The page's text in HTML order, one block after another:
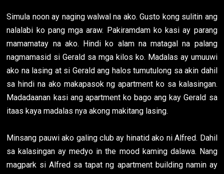
Simula noon ay naging walwal na ako. Gusto kong sulitin ang
nalalabi ko pang mga araw. Pakiramdam ko kasi ay parang
mamamatay na ako. Hindi ko alam na matagal na palang
nagmamasid si Gerald sa mga kilos ko. Madalas ay umuuwi
ako na lasing at si Gerald ang halos tumutulong sa akin dahil
sa hindi na ako makapasok ng apartment ko sa kalasingan.
Madadaanan kasi ang apartment ko bago ang kay Gerald sa
itaas kaya madalas nya akong makitang lasing.
Minsang pauwi ako galing club ay hinatid ako ni Alfred. Dahil
sa kalasingan ay medyo in the mood kaming dalawa. Nang
magpark si Alfred sa tapat ng apartment building namin ay